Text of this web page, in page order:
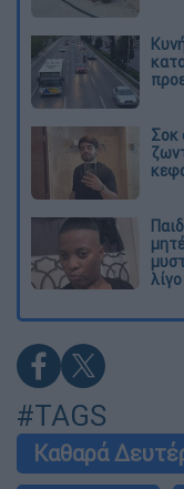
Σοκ
#TAGS
Καθαρά